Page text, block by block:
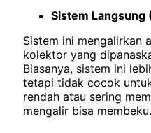
Sistem Langsung
Sistem ini mengalirkan
kolektor yang
Biasanya, sistem ini
tetapi tidak cocok
rendah atau sering
mengalir bisa membeku.